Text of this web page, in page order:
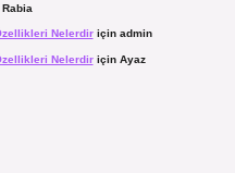
Rabia
Nelerdiriçin admin
Nelerdiriçin Ayaz